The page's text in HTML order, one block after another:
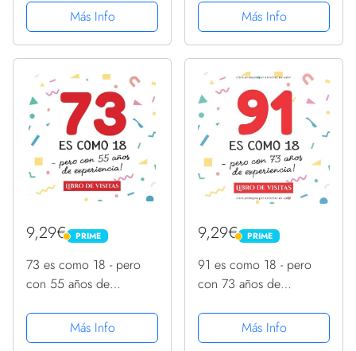
cumpleaños – Regalo
originale para hombre y
mujer - 73 años - Libro
Más Info
cumpleaños – Regalo
para hombre y mujer -
73 años - Libro de firmas
para...
Más Info
9,29€ PRIME
PRIME
73 es como 18 - pero
con 55 años de
Visitas para el 73
cumpleaños –
Más Info
9,29€ PRIME
PRIME
91 es como 18 - pero
con 73 años de
Visitas para el 91
cumpleaños –
Más Info